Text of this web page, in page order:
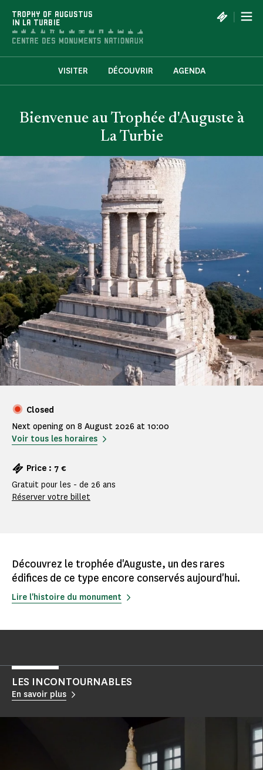
TROPHY OF AUGUSTUS
IN LA TURBIE
|
VISITER DÉCOUVRIR AGENDA
Bienvenue au Trophée d'Auguste à
La Turbie
Closed
Next opening on 8 August 2026 at 10:00
Voir tous les horaires
Price : 7 €
Gratuit pour les - de 26 ans
Réserver votre billet
Découvrez le trophée d'Auguste, un des rares
édifices de ce type encore conservés aujourd'hui.
Lire l'histoire du monument
LES INCONTOURNABLES
En savoir plus